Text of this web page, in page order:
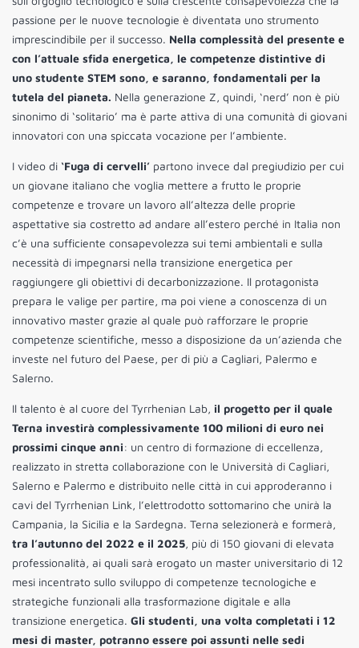
passione per le nuove tecnologie è diventata uno strumento
imprescindibile per il successo. Nella complessità del presente e
con l’attuale sfida energetica, le competenze distintive di
uno studente STEM sono, e saranno, fondamentali per la
tutela del pianeta. Nella generazione Z, quindi, ‘nerd’ non è più
sinonimo di ‘solitario’ ma è parte attiva di una comunità di giovani
innovatori con una spiccata vocazione per l’ambiente.
I video di ‘Fuga di cervelli’ partono invece dal pregiudizio per cui
un giovane italiano che voglia mettere a frutto le proprie
competenze e trovare un lavoro all’altezza delle proprie
aspettative sia costretto ad andare all’estero perché in Italia non
c’è una sufficiente consapevolezza sui temi ambientali e sulla
necessità di impegnarsi nella transizione energetica per
raggiungere gli obiettivi di decarbonizzazione. Il protagonista
prepara le valige per partire, ma poi viene a conoscenza di un
innovativo master grazie al quale può rafforzare le proprie
competenze scientifiche, messo a disposizione da un’azienda che
investe nel futuro del Paese, per di più a Cagliari, Palermo e
Salerno.
Il talento è al cuore del Tyrrhenian Lab, il progetto per il quale
Terna investirà complessivamente 100 milioni di euro nei
prossimi cinque anni: un centro di formazione di eccellenza,
realizzato in stretta collaborazione con le Università di Cagliari,
Salerno e Palermo e distribuito nelle città in cui approderanno i
cavi del Tyrrhenian Link, l’elettrodotto sottomarino che unirà la
Campania, la Sicilia e la Sardegna. Terna selezionerà e formerà,
tra l’autunno del 2022 e il 2025, più di 150 giovani di elevata
professionalità, ai quali sarà erogato un master universitario di 12
mesi incentrato sullo sviluppo di competenze tecnologiche e
strategiche funzionali alla trasformazione digitale e alla
transizione energetica. Gli studenti, una volta completati i 12
mesi di master, potranno essere poi assunti nelle sedi